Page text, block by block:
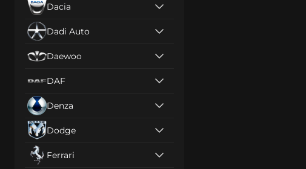
Dacia
Dadi Auto
Daewoo
DAF
Denza
Dodge
Ferrari